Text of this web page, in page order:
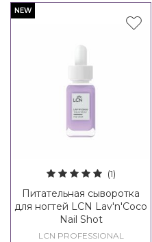
NEW
(1)
Питательная сыворотка
для ногтей LCN Lav'n'Coco
Nail Shot
LCN PROFESSIONAL